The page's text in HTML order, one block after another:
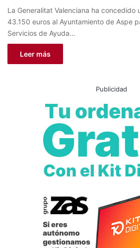
La Generalitat Valenciana ha concedido
43.150 euros al Ayuntamiento de Aspe
Servicios de Ayuda…
Leer más
Publicidad